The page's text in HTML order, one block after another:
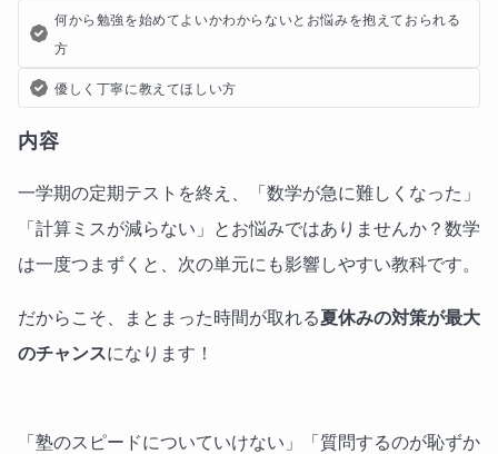
何から勉強を始めてよいかわからないとお悩みを抱えておられる
方
優しく丁寧に教えてほしい方
内容
一学期の定期テストを終え、「数学が急に難しくなった」
「計算ミスが減らない」とお悩みではありませんか？数学
は一度つまずくと、次の単元にも影響しやすい教科です。
だからこそ、まとまった時間が取れる夏休みの対策が最大
のチャンスになります！
「塾のスピードについていけない」「質問するのが恥ずか